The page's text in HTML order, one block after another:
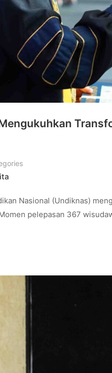
Nasional (Undiknas)
pelepasan 367